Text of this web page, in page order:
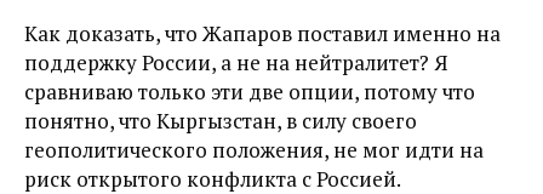
Как доказать, что Жапаров поставил именно на
поддержку России, а не на нейтралитет? Я
сравниваю только эти две опции, потому что
понятно, что Кыргызстан, в силу своего
геополитического положения, не мог идти на
риск открытого конфликта с Россией.